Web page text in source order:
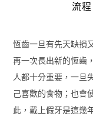
流
恆齒一旦有先天缺損
再一次長出新的恆齒
人都十分重要，一旦
己喜歡的食物；也會
此，戴上假牙是這幾